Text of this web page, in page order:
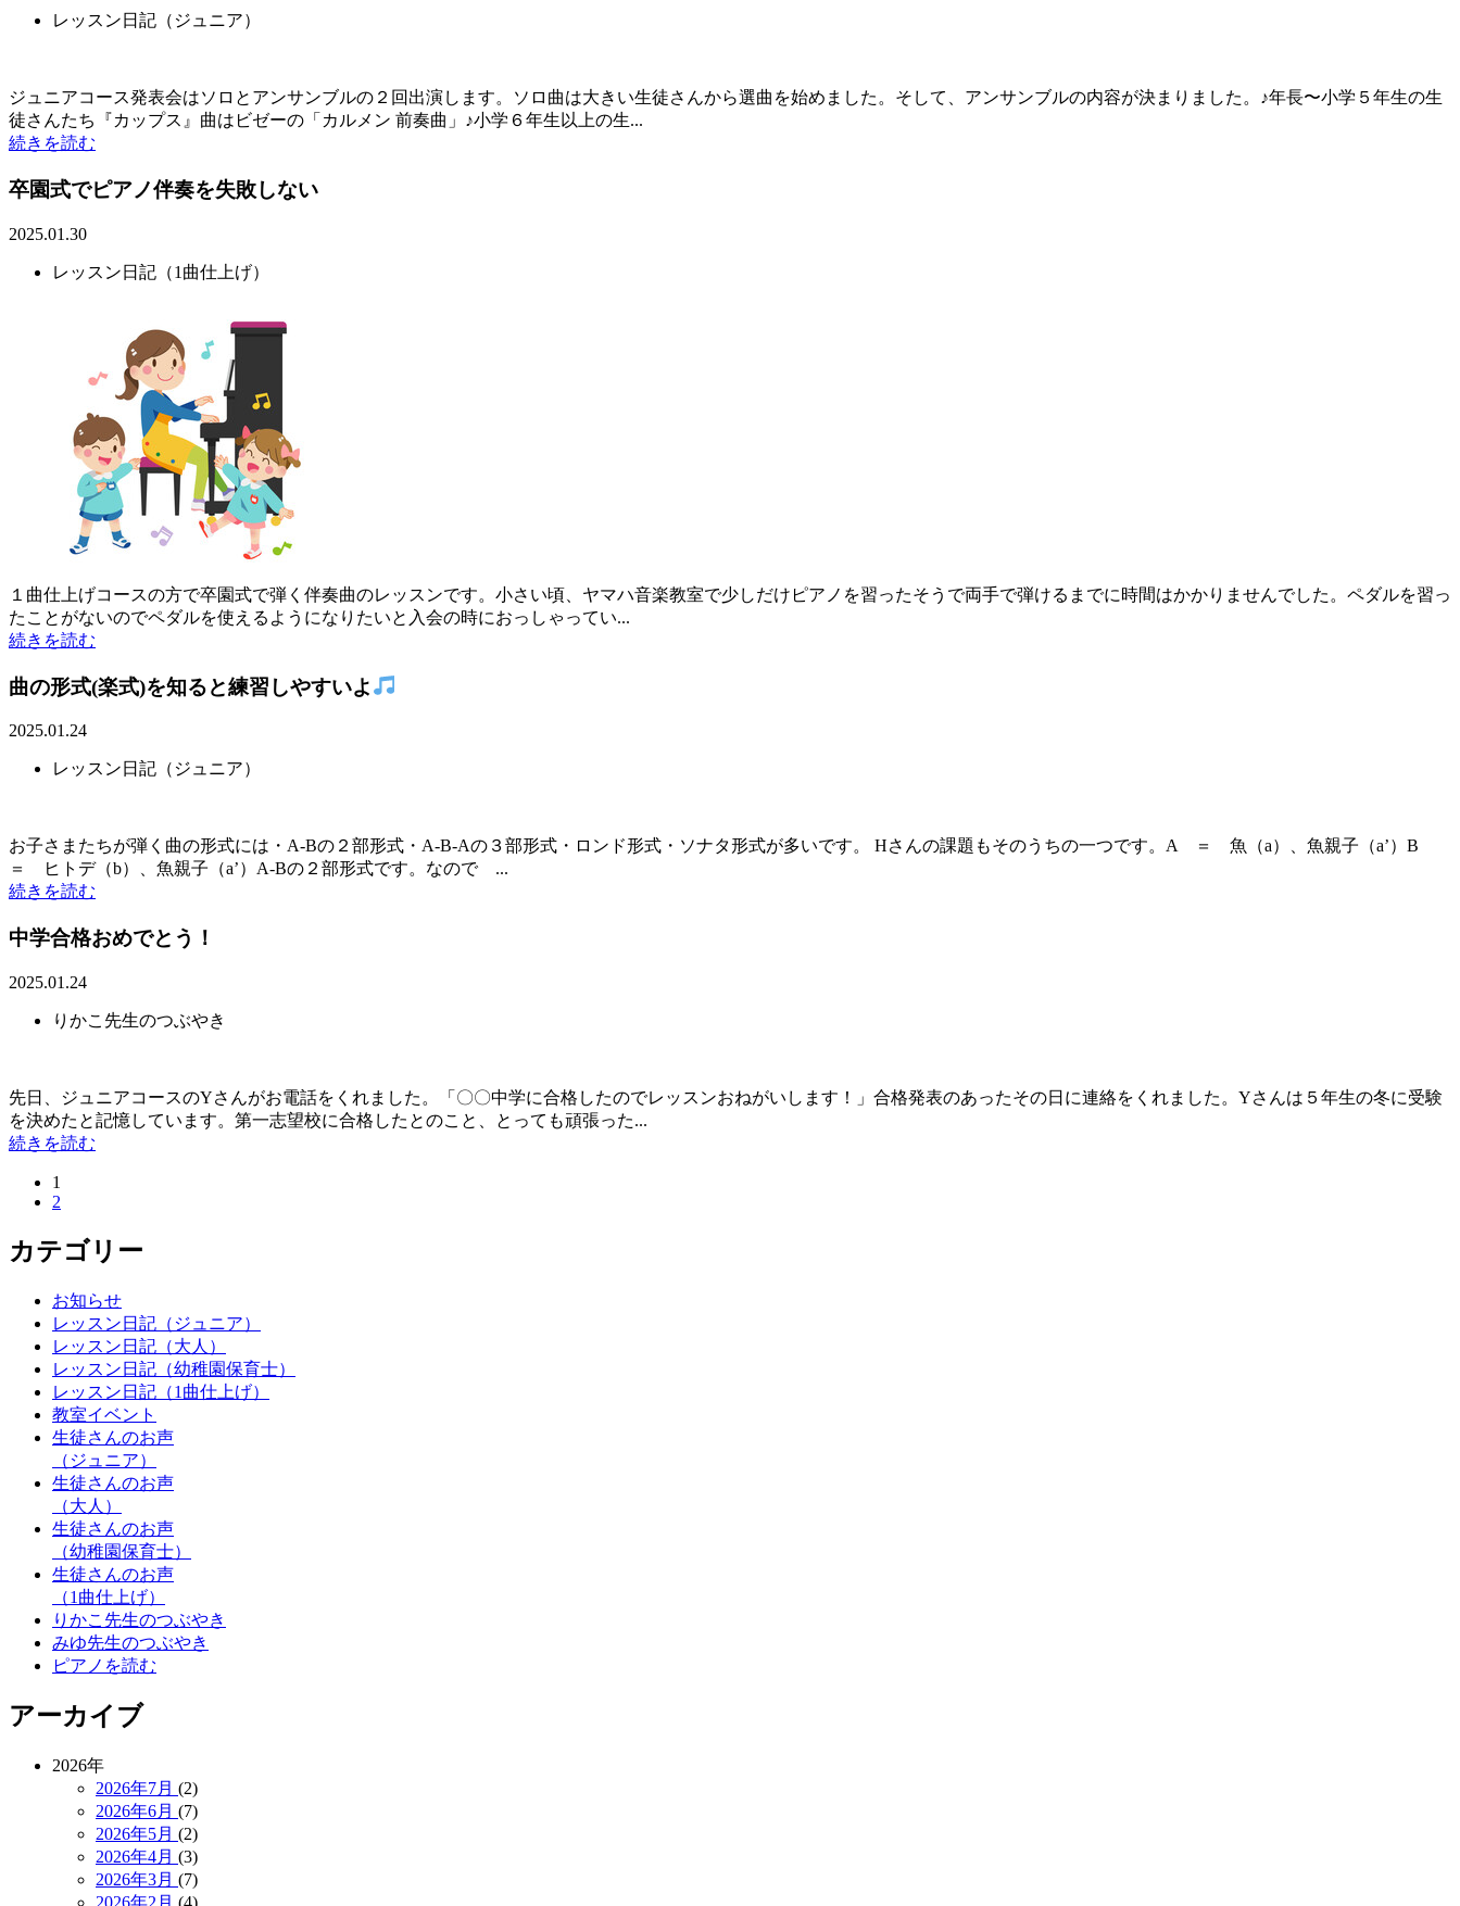
レッスン日記（ジュニア）
ジュニアコース発表会はソロとアンサンブルの２回出演します。ソロ曲は大きい生徒さんから選曲を始めました。そして、アンサンブルの内容が決まりました。♪年長〜小学５年生の生
徒さんたち『カップス』曲はビゼーの「カルメン 前奏曲」♪小学６年生以上の生...
続きを読む
卒園式でピアノ伴奏を失敗しない
2025.01.30
レッスン日記（1曲仕上げ）
１曲仕上げコースの方で卒園式で弾く伴奏曲のレッスンです。小さい頃、ヤマハ音楽教室で少しだけピアノを習ったそうで両手で弾けるまでに時間はかかりませんでした。ペダルを習っ
たことがないのでペダルを使えるようになりたいと入会の時におっしゃってい...
続きを読む
曲の形式(楽式)を知ると練習しやすいよ
2025.01.24
レッスン日記（ジュニア）
お子さまたちが弾く曲の形式には・A-Bの２部形式・A-B-Aの３部形式・ロンド形式・ソナタ形式が多いです。 Hさんの課題もそのうちの一つです。A ＝ 魚（a）、魚親子（a’）B
＝ ヒトデ（b）、魚親子（a’）A-Bの２部形式です。なので ...
続きを読む
中学合格おめでとう！
2025.01.24
りかこ先生のつぶやき
先日、ジュニアコースのYさんがお電話をくれました。「〇〇中学に合格したのでレッスンおねがいします！」合格発表のあったその日に連絡をくれました。Yさんは５年生の冬に受験
を決めたと記憶しています。第一志望校に合格したとのこと、とっても頑張った...
続きを読む
1
2
カテゴリー
お知らせ
レッスン日記（ジュニア）
レッスン日記（大人）
レッスン日記（幼稚園保育士）
レッスン日記（1曲仕上げ）
教室イベント
生徒さんのお声
（ジュニア）
生徒さんのお声
（大人）
生徒さんのお声
（幼稚園保育士）
生徒さんのお声
（1曲仕上げ）
りかこ先生のつぶやき
みゆ先生のつぶやき
ピアノを読む
アーカイブ
2026年
2026年7月 (2)
2026年6月 (7)
2026年5月 (2)
2026年4月 (3)
2026年3月 (7)